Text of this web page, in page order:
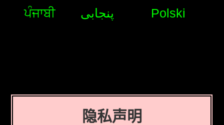
ਪੰਜਾਬੀ پنجابی Polski
隐私声明